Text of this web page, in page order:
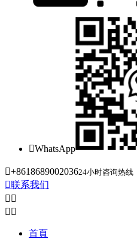
WhatsApp
+861868900203624小时咨询热线
联系我们
 
 
首頁